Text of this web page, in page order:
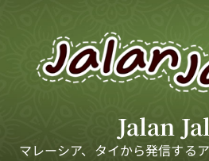
Jalan
マレーシア、タイから発信する